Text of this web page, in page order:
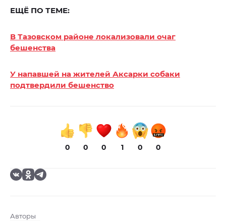
ЕЩЁ ПО ТЕМЕ:
В Тазовском районе локализовали очаг
бешенства
У напавшей на жителей Аксарки собаки
подтвердили бешенство
0 0 0 1 0 0
Авторы